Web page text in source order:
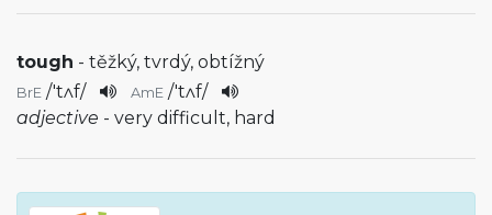
tough - těžký, tvrdý, obtížný
BrE /'tʌf/ AmE /'tʌf/
adjective - very difficult, hard